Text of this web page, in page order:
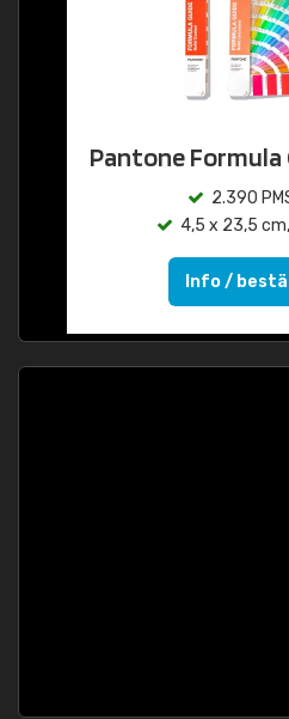
Pantone Formula
2.390
4,5 x 23,5
Info /